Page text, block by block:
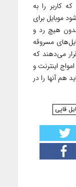
کاربر را به
موبایل برای
هیچ رد و
مسروقه
می‌دهند که
اینترنت و
هم آنها را در
قاپی